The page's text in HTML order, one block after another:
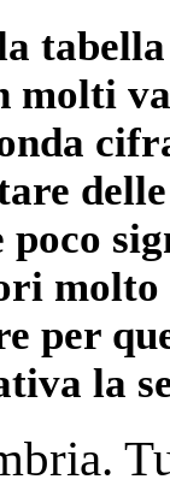
molti
per
la